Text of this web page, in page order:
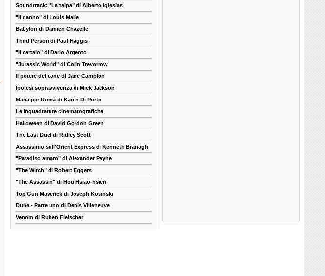
Soundtrack: "La talpa" di Alberto Iglesias
"Il danno" di Louis Malle
Babylon di Damien Chazelle
Third Person di Paul Haggis
"Il cartaio" di Dario Argento
"Jurassic World" di Colin Trevorrow
Il potere del cane di Jane Campion
Ipotesi sopravvivenza di Mick Jackson
Maria per Roma di Karen Di Porto
Le inquadrature cinematografiche
Halloween di David Gordon Green
The Last Duel di Ridley Scott
Assassinio sull'Orient Express di Kenneth Branagh
"Paradiso amaro" di Alexander Payne
"The Witch" di Robert Eggers
"The Assassin" di Hou Hsiao-hsien
Top Gun Maverick di Joseph Kosinski
Dune - Parte uno di Denis Villeneuve
Venom di Ruben Fleischer